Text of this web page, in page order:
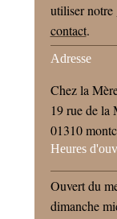
utiliser notre
contact.
Adresse
Chez la
19 rue de la
01310
Heures
Ouvert du
dimanche